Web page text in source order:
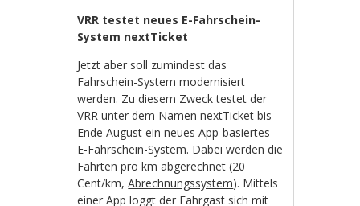
VRR testet neues E-Fahrschein-
System nextTicket
Jetzt aber soll zumindest das
Fahrschein-System modernisiert
werden. Zu diesem Zweck testet der
VRR unter dem Namen nextTicket bis
Ende August ein neues App-basiertes
E-Fahrschein-System. Dabei werden die
Fahrten pro km abgerechnet (20
Cent/km,Abrechnungssystem). Mittels
einer App loggt der Fahrgast sich mit